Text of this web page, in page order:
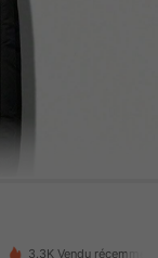
3.3K Vendu récemment